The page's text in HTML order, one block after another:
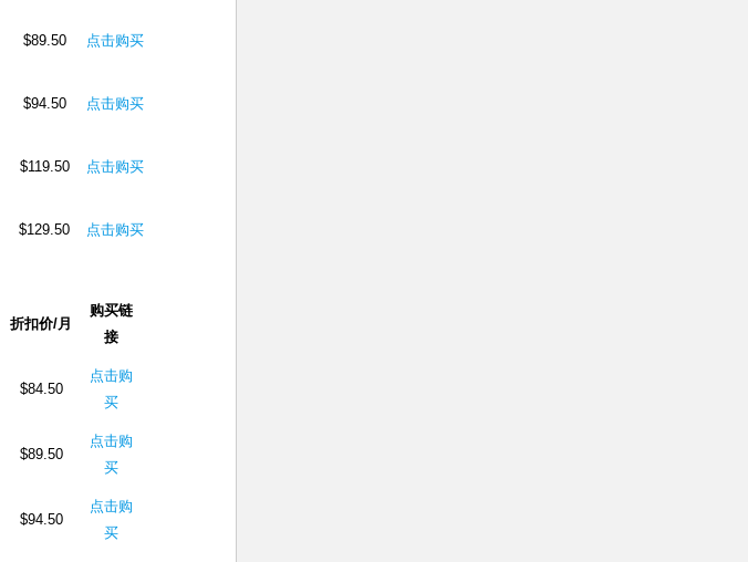
$89.50 点击购买
$94.50 点击购买
$119.50 点击购买
$129.50 点击购买
折扣价/月
购买链
接
$84.50
点击购
买
$89.50
点击购
买
$94.50
点击购
买